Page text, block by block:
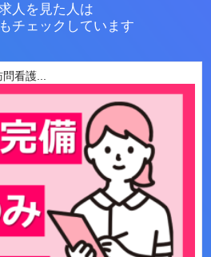
人を見た人は
チェックしています
問看護...